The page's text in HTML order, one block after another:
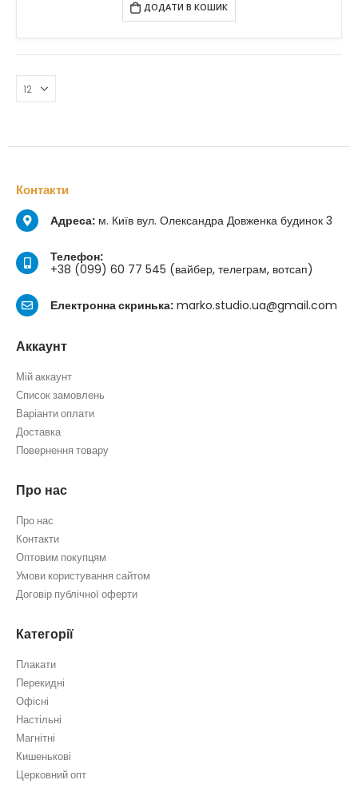
ДОДАТИ В КОШИК
Контакти
Адреса: м. Київ вул. Олександра Довженка будинок 3
Телефон:
+38 (099) 60 77 545 (вайбер, телеграм, вотсап)
Електронна скринька: marko.studio.ua@gmail.com
Аккаунт
Мій аккаунт
Список замовлень
Варіанти оплати
Доставка
Повернення товару
Про нас
Про нас
Контакти
Оптовим покупцям
Умови користування сайтом
Договір публічної оферти
Категорії
Плакати
Перекидні
Офісні
Настільні
Магнітні
Кишенькові
Церковний опт